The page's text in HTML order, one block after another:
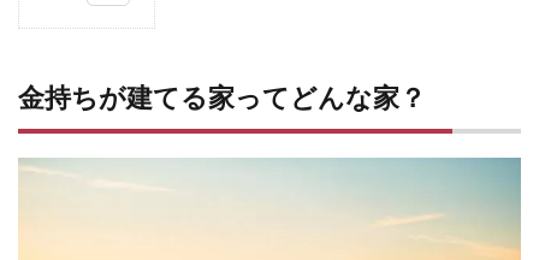
る家っ
てどん
な
金持ちが建てる家ってどんな家？